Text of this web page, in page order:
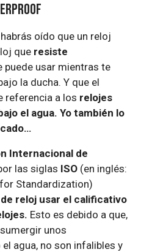
oído que un reloj
que resiste
puede usar mientras te
la ducha. Y que el
referencia a los relojes
el agua. Yo también lo
Internacional de
las siglas ISO (en inglés:
Standardization)
reloj usar el calificativo
Esto es debido a que,
unos
agua, no son infalibles y